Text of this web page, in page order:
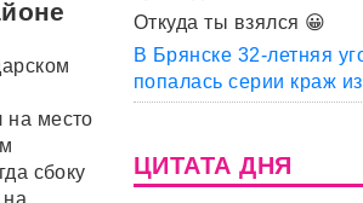
на место
сбоку
Откуда ты взялся 😀
В Брянске 32-летняя
попалась серии краж
ЦИТАТА ДНЯ